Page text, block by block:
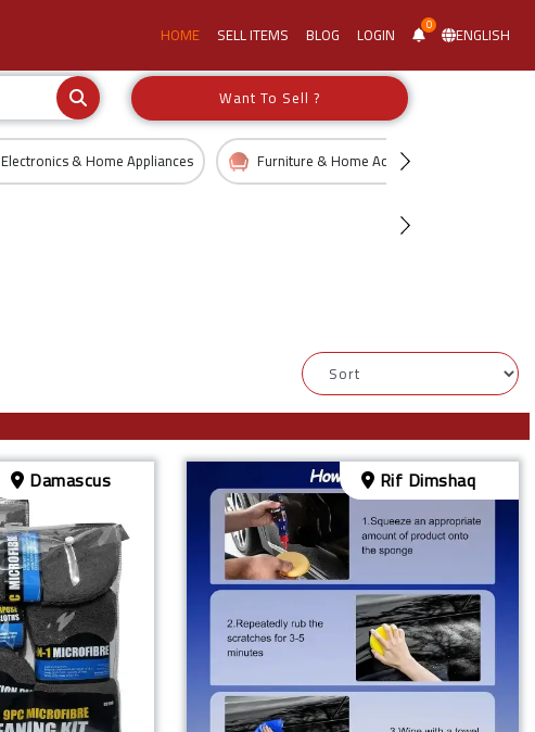
HOME SELL ITEMS BLOG LOGIN 0 ENGLISH
Want To Sell ?
Electronics & Home Appliances Furniture & Home Accessories
Damascus Rif Dimshaq